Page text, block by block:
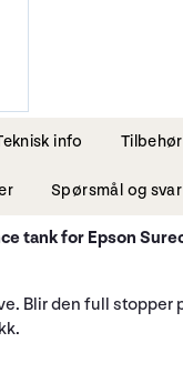
info Tilbehør
Spørsmål og svar
tank for Epson
Blir den full stopper